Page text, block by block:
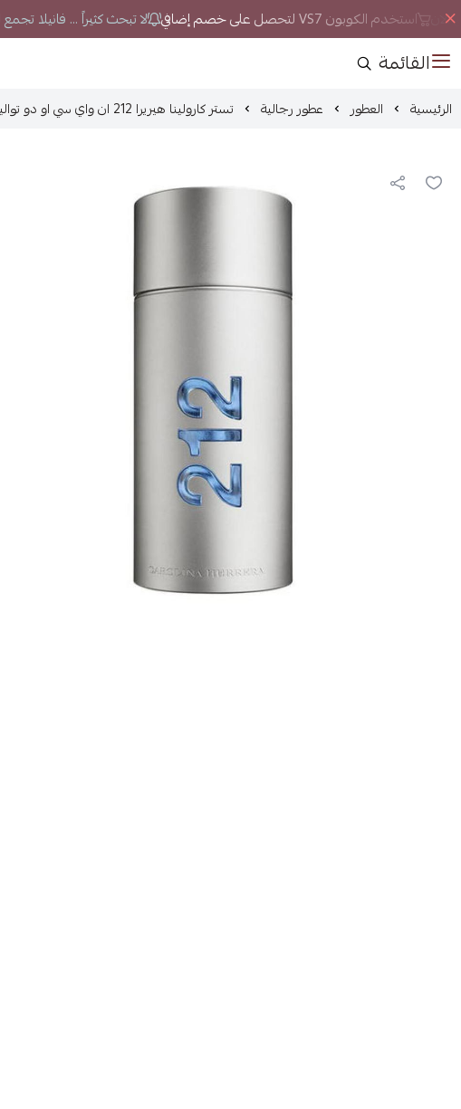
استخدم الكوبون VS7 لتحصل على خصم إضافي لا تبحث كثيراً ... فانيلا
القائمة
الرئيسية العطور عطور رجالية تستر كارولينا هيريرا 212 ان واي سي او دو تواليت 100مل